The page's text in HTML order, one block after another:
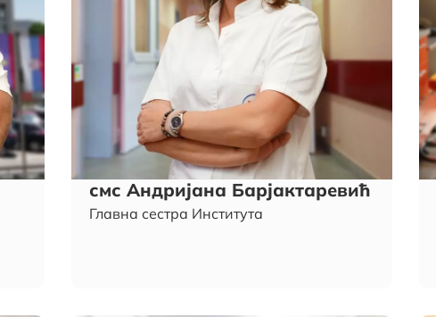
смс Андријана Барјактаревић
Главна сестра Института